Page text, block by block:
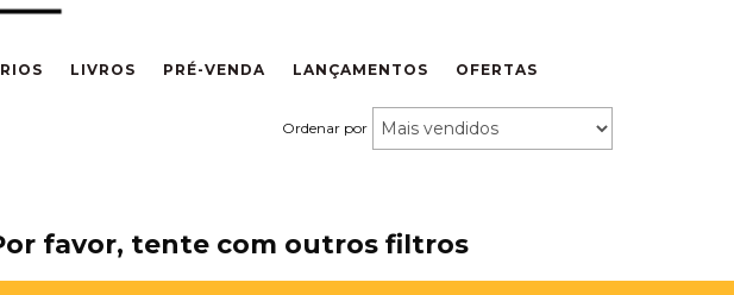
LIVROS PRÉ-VENDA LANÇAMENTOS OFERTAS
Ordenar por
favor, tente com outros filtros